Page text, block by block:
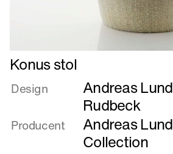
Læs
mere
om
Konus stol
Design Andreas Lund
Rudbeck
Producent Andreas Lund
Collection